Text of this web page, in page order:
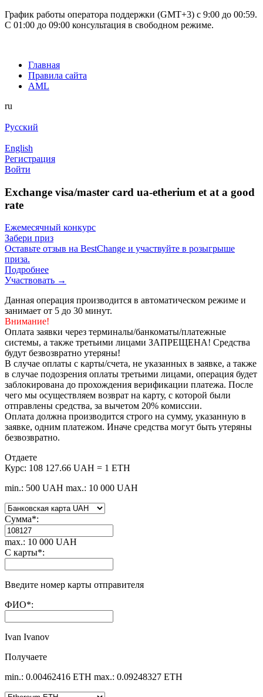
График работы оператора поддержки (GMT+3) c 9:00 до 00:59.
С 01:00 до 09:00 консультация в свободном режиме.
Главная
Правила сайта
AML
ru
Русский
English
Регистрация
Войти
Exchange visa/master card ua-etherium et at a good
rate
Ежемесячный конкурс
Забери приз
Оставьте отзыв на BestChange и участвуйте в розыгрыше
приза.
Подробнее
Участвовать →
Данная операция производится в автоматическом режиме и
занимает от 5 до 30 минут.
Внимание!
Оплата заявки через терминалы/банкоматы/платежные
системы, а также третьими лицами ЗАПРЕЩЕНА! Средства
будут безвозвратно утеряны!
В случае оплаты с карты/счета, не указанных в заявке, а также
в случае подозрения оплаты третьими лицами, операция будет
заблокирована до прохождения верификации платежа. После
чего мы осуществляем возврат на карту, с которой были
отправлены средства, за вычетом 20% комиссии.
Оплата должна производится строго на сумму, указанную в
заявке, одним платежом. Иначе средства могут быть утеряны
безвозвратно.
Отдаете
Курс: 108 127.66 UAH = 1 ETH
min.: 500 UAH max.: 10 000 UAH
Сумма*:
max.: 10 000 UAH
С карты*:
Введите номер карты отправителя
ФИО*:
Ivan Ivanov
Получаете
min.: 0.00462416 ETH max.: 0.09248327 ETH